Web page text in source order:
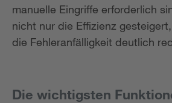
manuelle Eingriffe erforderlich
nicht nur die Effizienz
die Fehleranfälligkeit deutlich
Die wichtigsten